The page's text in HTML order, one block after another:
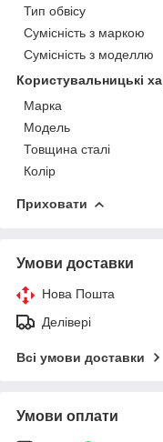
Тип обвісу
Сумісність з маркою
Сумісність з моделлю
Користувальницькі
Марка
Модель
Товщина сталі
Колір
Приховати
Умови доставки
Нова Пошта
Делівері
Всі умови доставки
Умови оплати